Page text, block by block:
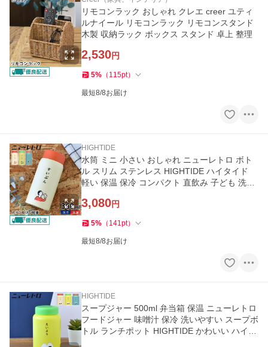
リモコンラック おしゃれ クレエ creer ユティ
ルナイール リモコンラック リモコンスタンド
木製 収納ラック ボックス スタンド 卓上 整理
2,530円
5% （ 115pt）
最短8/8お届け
HIGHTIDE
水筒 ミニ 小さい おしゃれ ニューレトロ ボト
ル スリム ステンレス HIGHTIDE ハイタイド
軽い 保温 保冷 コンパクト 直飲み 子ども 洗い
3,080円
5% （ 141pt）
最短8/8お届け
HIGHTIDE
スープジャー 500ml 弁当箱 保温 ニューレトロ
フードジャー 味噌汁 保冷 洗いやすい スープボ
トル ランチポット HIGHTIDE かわいい ハイタ